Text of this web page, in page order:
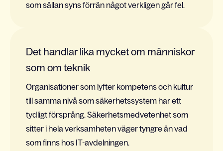
som sällan syns förrän något verkligen går fel.
Det handlar lika mycket om människor
som om teknik
Organisationer som lyfter kompetens och kultur
till samma nivå som säkerhetssystem har ett
tydligt försprång. Säkerhetsmedvetenhet som
sitter i hela verksamheten väger tyngre än vad
som finns hos IT-avdelningen.